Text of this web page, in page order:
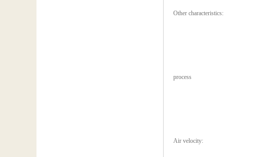
Other characteristics:
process
Air velocity: